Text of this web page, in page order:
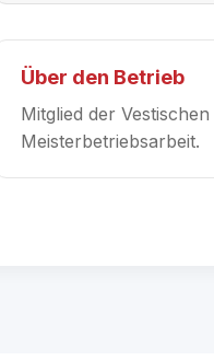
Über den Betrieb
Mitglied der
Meisterbetriebsarbeit.